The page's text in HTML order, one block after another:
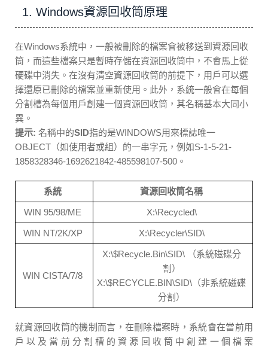
1. Windows資源回收筒原理
在Windows系統中，一般被刪除的檔案會被移送到資源回收
筒，而這些檔案只是暫時存儲在資源回收筒中，不會馬上從
硬碟中消失。在沒有清空資源回收筒的前提下，用戶可以選
擇還原已刪除的檔案並重新使用。此外，系統一般會在每個
分割槽為每個用戶創建一個資源回收筒，其名稱基本大同小
異。
提示: 名稱中的SID指的是WINDOWS用來標誌唯一
OBJECT（如使用者或組）的一串字元，例如S-1-5-21-
1858328346-1692621842-485598107-500。
系統 資源回收筒名稱
WIN 95/98/ME X:\Recycled\
WIN NT/2K/XP X:\Recycler\SID\
WIN CISTA/7/8
X:\$Recycle.Bin\SID\ （系統磁碟分
割）
X:\$RECYCLE.BIN\SID\（非系統磁碟
分割）
就資源回收筒的機制而言，在刪除檔案時，系統會在當前用
戶以及當前分割槽的資源回收筒中創建一個檔案